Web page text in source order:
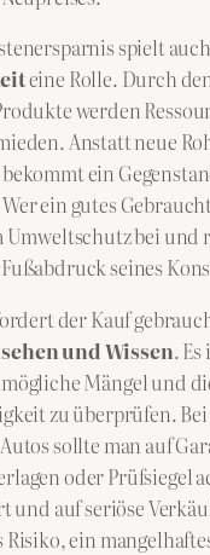
spielt
eine Rolle. Durch
werden
Anstatt neue
ein
ein gutes
Umweltschutz bei und
seines
der Kauf
und Wissen.
Mängel und
zu überprüfen.
sollte man auf
oder Prüfsiegel
und auf seriöse
ein